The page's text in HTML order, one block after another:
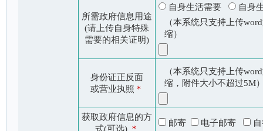
所需政府信息用途
(请上传自身特殊
需要的相关证明)
自身生活需要
自身
（本系统只支持上传
缩）
身份证正反面
或营业执照 ＊
（本系统只支持上传
缩，附件大小不超过5M
获取政府信息的方
式(可选) ＊
邮寄 电子邮寄